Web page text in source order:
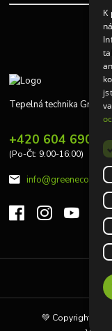
Tepelná technika
+420 604 690
(Po-Čt: 9:00-16:00)
info@greeneco.cz
💚 Copyright ©
K